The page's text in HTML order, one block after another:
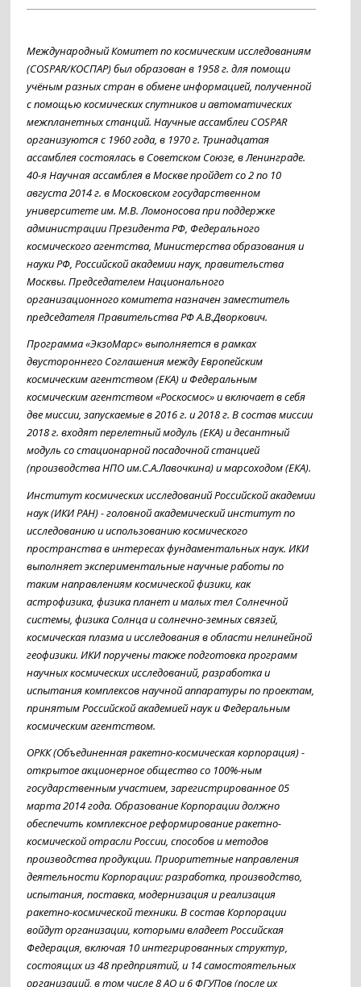
Международный Комитет по космическим исследованиям
(COSPAR/КОСПАР) был образован в 1958 г. для помощи
учёным разных стран в обмене информацией, полученной
с помощью космических спутников и автоматических
межпланетных станций. Научные ассамблеи COSPAR
организуются с 1960 года, в 1970 г. Тринадцатая
ассамблея состоялась в Советском Союзе, в Ленинграде.
40-я Научная ассамблея в Москве пройдет со 2 по 10
августа 2014 г. в Московском государственном
университете им. М.В. Ломоносова при поддержке
администрации Президента РФ, Федерального
космического агентства, Министерства образования и
науки РФ, Российской академии наук, правительства
Москвы. Председателем Национального
организационного комитета назначен заместитель
председателя Правительства РФ А.В.Дворкович.
Программа «ЭкзоМарс» выполняется в рамках
двустороннего Соглашения между Европейским
космическим агентством (ЕКА) и Федеральным
космическим агентством «Роскосмос» и включает в себя
две миссии, запускаемые в 2016 г. и 2018 г. В состав миссии
2018 г. входят перелетный модуль (ЕКА) и десантный
модуль со стационарной посадочной станцией
(производства НПО им.С.А.Лавочкина) и марсоходом (ЕКА).
Институт космических исследований Российской академии
наук (ИКИ РАН) - головной академический институт по
исследованию и использованию космического
пространства в интересах фундаментальных наук. ИКИ
выполняет экспериментальные научные работы по
таким направлениям космической физики, как
астрофизика, физика планет и малых тел Солнечной
системы, физика Солнца и солнечно-земных связей,
космическая плазма и исследования в области нелинейной
геофизики. ИКИ поручены также подготовка программ
научных космических исследований, разработка и
испытания комплексов научной аппаратуры по проектам,
принятым Российской академией наук и Федеральным
космическим агентством.
ОРКК (Объединенная ракетно-космическая корпорация) -
открытое акционерное общество со 100%-ным
государственным участием, зарегистрированное 05
марта 2014 года. Образование Корпорации должно
обеспечить комплексное реформирование ракетно-
космической отрасли России, способов и методов
производства продукции. Приоритетные направления
деятельности Корпорации: разработка, производство,
испытания, поставка, модернизация и реализация
ракетно-космической техники. В состав Корпорации
войдут организации, которыми владеет Российская
Федерация, включая 10 интегрированных структур,
состоящих из 48 предприятий, и 14 самостоятельных
организаций, в том числе 8 АО и 6 ФГУПов (после их